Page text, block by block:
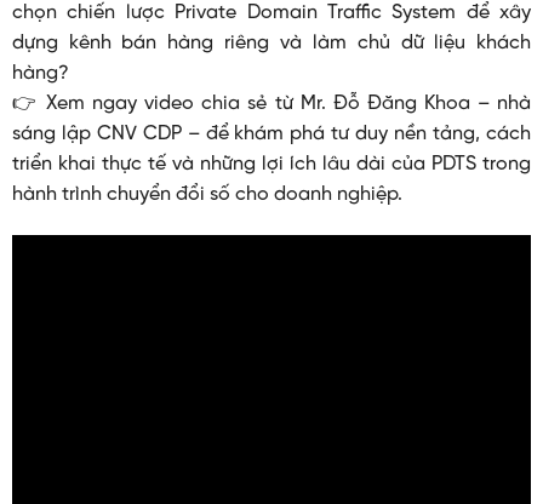
chọn chiến lược Private Domain Traffic System để xây
dựng kênh bán hàng riêng và làm chủ dữ liệu khách
hàng?
👉 Xem ngay video chia sẻ từ Mr. Đỗ Đăng Khoa – nhà
sáng lập CNV CDP – để khám phá tư duy nền tảng, cách
triển khai thực tế và những lợi ích lâu dài của PDTS trong
hành trình chuyển đổi số cho doanh nghiệp.